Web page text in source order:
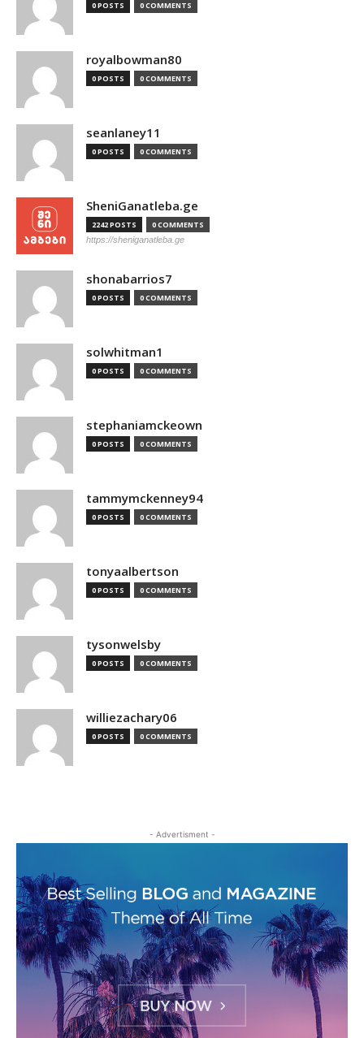
0 POSTS 0 COMMENTS
royalbowman80
0 POSTS 0 COMMENTS
seanlaney11
0 POSTS 0 COMMENTS
SheniGanatleba.ge
2242 POSTS 0 COMMENTS
https://sheniganatleba.ge
shonabarrios7
0 POSTS 0 COMMENTS
solwhitman1
0 POSTS 0 COMMENTS
stephaniamckeown
0 POSTS 0 COMMENTS
tammymckenney94
0 POSTS 0 COMMENTS
tonyaalbertson
0 POSTS 0 COMMENTS
tysonwelsby
0 POSTS 0 COMMENTS
williezachary06
0 POSTS 0 COMMENTS
- Advertisment -